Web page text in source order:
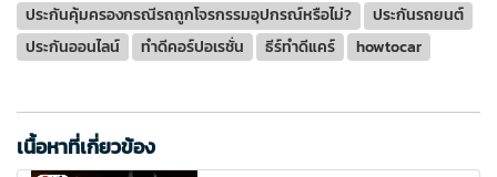
ประกันคุ้มครองกรณีรถถูกโจรกรรมอุปกรณ์หรือไม่?
ประกันรถยนต์
ประกันออนไลน์
ทำดีคอร์ปอเรชั่น ธีร์ทำดีแคร์ howtocar
เนื้อหาที่เกี่ยวข้อง